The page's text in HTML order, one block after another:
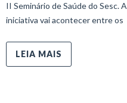
II Seminário de Saúde do Sesc. A
iniciativa vai acontecer entre os
LEIA MAIS